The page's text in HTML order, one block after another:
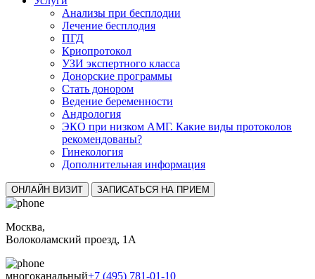
Анализы при бесплодии
Лечение бесплодия
ПГД
Криопротокол
УЗИ экспертного класса
Донорские программы
Стать донором
Ведение беременности
Андрология
ЭКО при низком АМГ. Какие виды протоколов
рекомендованы?
Гинекология
Дополнительная информация
ОНЛАЙН ВИЗИТ ЗАПИСАТЬСЯ НА ПРИЕМ
Москва,
Волоколамский проезд, 1А
многоканальный+7 (495) 781-01-10